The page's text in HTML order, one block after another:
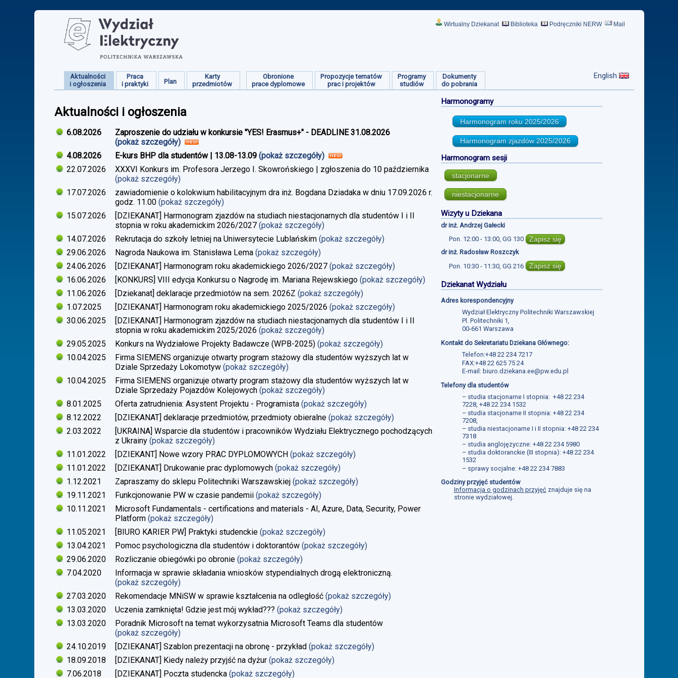
Wirtualny Dziekanat Biblioteka Podręczniki NERW Mail
Aktualności
i ogłoszenia
Praca
i praktyki
Plan
Karty
przedmiotów
Obronione
prace dyplomowe
Propozycje tematów
prac i projektów
Programy
studiów
Dokumenty
do pobrania
English
Aktualności i ogłoszenia
6.08.2026
Zaproszenie do udziału w konkursie "YES! Erasmus+" - DEADLINE 31.08.2026
(pokaż szczegóły)
4.08.2026
E-kurs BHP dla studentów | 13.08-13.09 (pokaż szczegóły)
22.07.2026
XXXVI Konkurs im. Profesora Jerzego I. Skowrońskiego | zgłoszenia do 10 października
(pokaż szczegóły)
17.07.2026
zawiadomienie o kolokwium habilitacyjnym dra inż. Bogdana Dziadaka w dniu 17.09.2026 r.
godz. 11.00 (pokaż szczegóły)
15.07.2026
[DZIEKANAT] Harmonogram zjazdów na studiach niestacjonarnych dla studentów I i II
stopnia w roku akademickim 2026/2027 (pokaż szczegóły)
14.07.2026
Rekrutacja do szkoły letniej na Uniwersytecie Lublańskim (pokaż szczegóły)
29.06.2026
Nagroda Naukowa im. Stanisława Lema (pokaż szczegóły)
24.06.2026
[DZIEKANAT] Harmonogram roku akademickiego 2026/2027 (pokaż szczegóły)
16.06.2026
[KONKURS] VIII edycja Konkursu o Nagrodę im. Mariana Rejewskiego (pokaż szczegóły)
11.06.2026
[Dziekanat] deklaracje przedmiotów na sem. 2026Z (pokaż szczegóły)
1.07.2025
[DZIEKANAT] Harmonogram roku akademickiego 2025/2026 (pokaż szczegóły)
30.06.2025
[DZIEKANAT] Harmonogram zjazdów na studiach niestacjonarnych dla studentów I i II
stopnia w roku akademickim 2025/2026 (pokaż szczegóły)
29.05.2025
Konkurs na Wydziałowe Projekty Badawcze (WPB-2025) (pokaż szczegóły)
10.04.2025
Firma SIEMENS organizuje otwarty program stażowy dla studentów wyższych lat w
Dziale Sprzedaży Lokomotyw (pokaż szczegóły)
10.04.2025
Firma SIEMENS organizuje otwarty program stażowy dla studentów wyższych lat w
Dziale Sprzedaży Pojazdów Kolejowych (pokaż szczegóły)
8.01.2025
Oferta zatrudnienia: Asystent Projektu - Programista (pokaż szczegóły)
8.12.2022
[DZIEKANAT] deklaracje przedmiotów, przedmioty obieralne (pokaż szczegóły)
2.03.2022
[UKRAINA] Wsparcie dla studentów i pracowników Wydziału Elektrycznego pochodzących
z Ukrainy (pokaż szczegóły)
11.01.2022
[DZIEKANT] Nowe wzory PRAC DYPLOMOWYCH (pokaż szczegóły)
11.01.2022
[DZIEKANAT] Drukowanie prac dyplomowych (pokaż szczegóły)
1.12.2021
Zapraszamy do sklepu Politechniki Warszawskiej (pokaż szczegóły)
19.11.2021
Funkcjonowanie PW w czasie pandemii (pokaż szczegóły)
10.11.2021
Microsoft Fundamentals - certifications and materials - AI, Azure, Data, Security, Power
Platform (pokaż szczegóły)
11.05.2021
[BIURO KARIER PW] Praktyki studenckie (pokaż szczegóły)
13.04.2021
Pomoc psychologiczna dla studentów i doktorantów (pokaż szczegóły)
29.06.2020
Rozliczanie obiegówki po obronie (pokaż szczegóły)
7.04.2020
Informacja w sprawie składania wniosków stypendialnych drogą elektroniczną.
(pokaż szczegóły)
27.03.2020
Rekomendacje MNiSW w sprawie kształcenia na odległość (pokaż szczegóły)
13.03.2020
Uczenia zamknięta! Gdzie jest mój wykład??? (pokaż szczegóły)
13.03.2020
Poradnik Microsoft na temat wykorzysatnia Microsoft Teams dla studentów
(pokaż szczegóły)
24.10.2019
[DZIEKANAT] Szablon prezentacji na obronę - przykład (pokaż szczegóły)
18.09.2018
[DZIEKANAT] Kiedy należy przyjść na dyżur (pokaż szczegóły)
7.06.2018
[DZIEKANAT] Poczta studencka (pokaż szczegóły)
Harmonogramy
Harmonogram roku2025/2026
Harmonogram zjazdów2025/2026
Harmonogram sesji
stacjonarne
niestacjonarne
Wizyty u Dziekana
dr inż. Andrzej Gałecki
Pon. 12:00 - 13:00, GG 130 Zapisz się
dr inż. Radosław Roszczyk
Pon. 10:30 - 11:30 GG 216 Zapisz się
Dziekanat Wydziału
Adres korespondencyjny
Wydział Elektryczny Politechniki Warszawskiej
Pl. Politechniki 1,
00-661 Warszawa
Kontakt do Sekretariatu Dziekana Głównego:
Telefon:+48 22 234 7217
FAX:+48 22 625 75 24
E-mail: biuro.dziekana.ee@pw.edu.pl
Telefony dla studentów
– studia stacjonarne I stopnia: +48 22 234
7228, +48 22 234 1532
– studia stacjonarne II stopnia: +48 22 234
7208,
– studia niestacjonarne I i II stopnia: +48 22 234
7318
– studia anglojęzyczne: +48 22 234 5980
– studia doktoranckie (III stopnia): +48 22 234
1532
– sprawy socjalne: +48 22 234 7883
Godziny przyjęć studentów
Informacja o godzinach przyjęćznajduje się na
stronie wydziałowej.